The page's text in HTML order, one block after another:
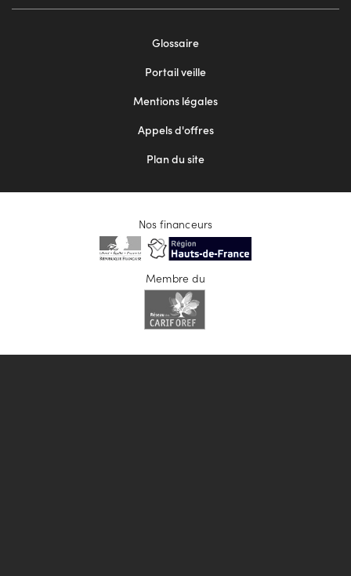
Glossaire
Portail veille
Mentions légales
Appels d'offres
Plan du site
Nos financeurs
Membre du